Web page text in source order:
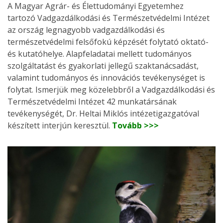
A Magyar Agrár- és Élettudományi Egyetemhez
tartozó Vadgazdálkodási és Természetvédelmi Intézet
az ország legnagyobb vadgazdálkodási és
természetvédelmi felsőfokú képzését folytató oktató-
és kutatóhelye. Alapfeladatai mellett tudományos
szolgáltatást és gyakorlati jellegű szaktanácsadást,
valamint tudományos és innovációs tevékenységet is
folytat. Ismerjük meg közelebbről a Vadgazdálkodási és
Természetvédelmi Intézet 42 munkatársának
tevékenységét, Dr. Heltai Miklós intézetigazgatóval
készített interjún keresztül. Tovább >>>